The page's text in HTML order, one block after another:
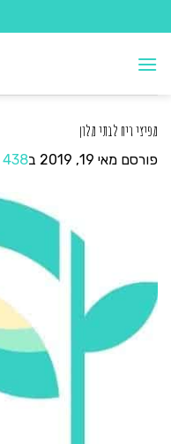
to
content
מפיצי ריח לבתי מלון
פורסם מאי 19, 2019 ב438 × 409